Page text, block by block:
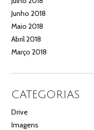
Junho 2018
Maio 2018
Abril 2018
Março 2018
CATEGORIAS
Drive
Imagens